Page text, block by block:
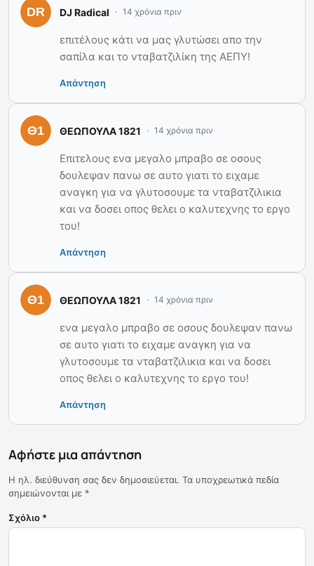
DJ Radical 14 χρόνια πριν
επιτέλους κάτι να μας γλυτώσει απο την
σαπίλα και το νταβατζιλίκη της ΑΕΠΥ!
Απάντηση
ΘΕΩΠΟΥΛΑ 1821 14 χρόνια πριν
Επιτελους ενα μεγαλο μπραβο σε οσους
δουλεψαν πανω σε αυτο γιατι το ειχαμε
αναγκη για να γλυτοσουμε τα νταβατζιλικια
και να δοσει οπος θελει ο καλυτεχνης το εργο
του!
Απάντηση
ΘΕΩΠΟΥΛΑ 1821 14 χρόνια πριν
ενα μεγαλο μπραβο σε οσους δουλεψαν πανω
σε αυτο γιατι το ειχαμε αναγκη για να
γλυτοσουμε τα νταβατζιλικια και να δοσει
οπος θελει ο καλυτεχνης το εργο του!
Απάντηση
Αφήστε μια απάντηση
Η ηλ. διεύθυνση σας δεν δημοσιεύεται. Τα υποχρεωτικά πεδία
σημειώνονται με *
Σχόλιο *